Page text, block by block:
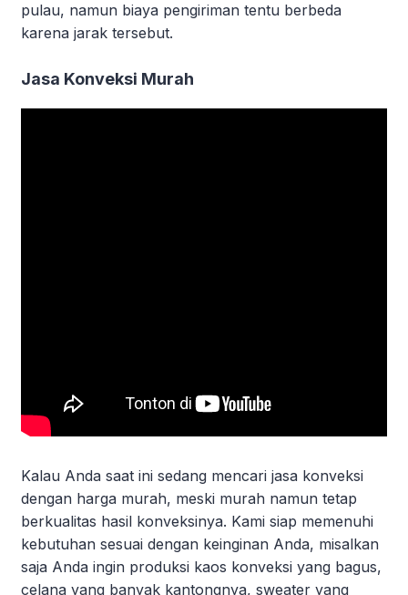
pulau, namun biaya pengiriman tentu berbeda
karena jarak tersebut.
Jasa Konveksi Murah
Kalau Anda saat ini sedang mencari jasa konveksi
dengan harga murah, meski murah namun tetap
berkualitas hasil konveksinya. Kami siap memenuhi
kebutuhan sesuai dengan keinginan Anda, misalkan
saja Anda ingin produksi kaos konveksi yang bagus,
celana yang banyak kantongnya, sweater yang